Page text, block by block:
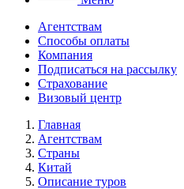
Агентствам
Способы оплаты
Компания
Подписаться на рассылку
Страхование
Визовый центр
Главная
Агентствам
Страны
Китай
Описание туров